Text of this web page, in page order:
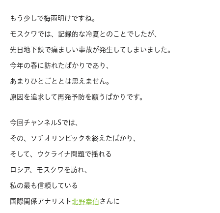
もう少しで梅雨明けですね。
モスクワでは、記録的な冷夏とのことでしたが、
先日地下鉄で痛ましい事故が発生してしまいました。
今年の春に訪れたばかりであり、
あまりひとごととは思えません。
原因を追求して再発予防を願うばかりです。
今回チャンネルSでは、
その、ソチオリンピックを終えたばかり、
そして、ウクライナ問題で揺れる
ロシア、モスクワを訪れ、
私の最も信頼している
国際関係アナリスト 北野幸伯 さんに